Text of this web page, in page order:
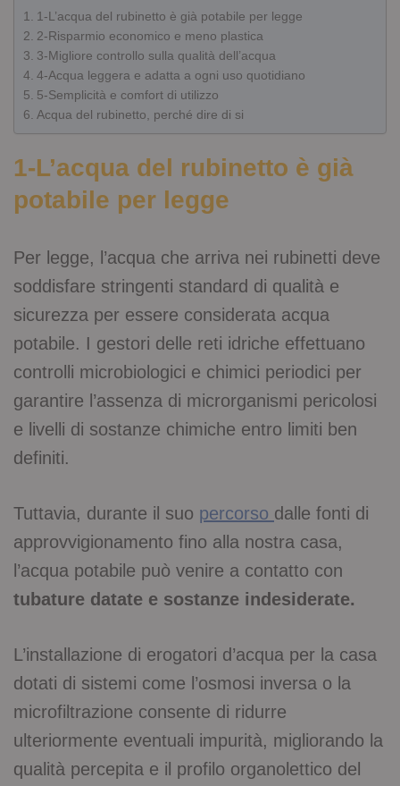
1-L’acqua del rubinetto è già potabile per legge
2-Risparmio economico e meno plastica
3-Migliore controllo sulla qualità dell’acqua
4-Acqua leggera e adatta a ogni uso quotidiano
5-Semplicità e comfort di utilizzo
Acqua del rubinetto, perché dire di si
1-L’acqua del rubinetto è già
potabile per legge
Per legge, l’acqua che arriva nei rubinetti deve
soddisfare stringenti standard di qualità e
sicurezza per essere considerata acqua
potabile. I gestori delle reti idriche effettuano
controlli microbiologici e chimici periodici per
garantire l’assenza di microrganismi pericolosi
e livelli di sostanze chimiche entro limiti ben
definiti.
Tuttavia, durante il suo percorso dalle fonti di
approvvigionamento fino alla nostra casa,
l’acqua potabile può venire a contatto con
tubature datate e sostanze indesiderate.
L’installazione di erogatori d’acqua per la casa
dotati di sistemi come l’osmosi inversa o la
microfiltrazione consente di ridurre
ulteriormente eventuali impurità, migliorando la
qualità percepita e il profilo organolettico del